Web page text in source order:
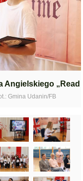
Angielskiego „Read
Gmina Udanin/FB